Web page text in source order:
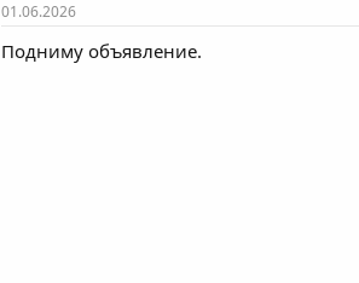
01.06.2026
Подниму объявление.